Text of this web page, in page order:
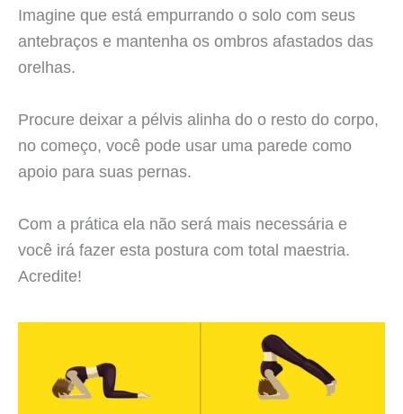
Imagine que está empurrando o solo com seus
antebraços e mantenha os ombros afastados das
orelhas.
Procure deixar a pélvis alinha do o resto do corpo,
no começo, você pode usar uma parede como
apoio para suas pernas.
Com a prática ela não será mais necessária e
você irá fazer esta postura com total maestria.
Acredite!